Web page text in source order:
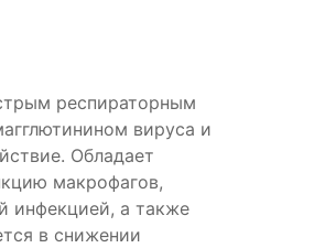
респираторным
вируса и
Обладает
макрофагов,
инфекцией, а также
в снижении